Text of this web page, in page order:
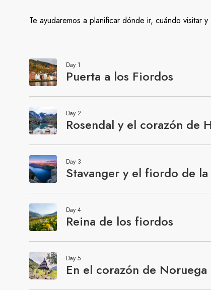
Te ayudaremos a planificar dónde ir, cuándo visitar